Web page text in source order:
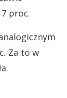
proc.
Za to w